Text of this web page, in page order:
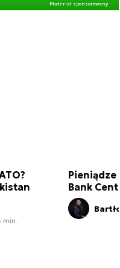
Materiał sponsorowany
min.
Pieniądze
Bank